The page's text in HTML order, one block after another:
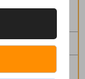
，门票价格因